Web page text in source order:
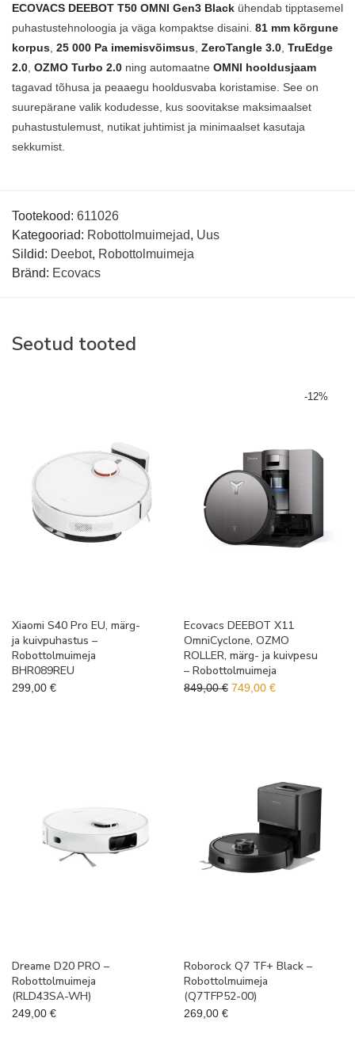
ECOVACS DEEBOT T50 OMNI Gen3 Black ühendab tipptasemel
puhastustehnoloogia ja väga kompaktse disaini. 81 mm kõrgune
korpus 25 000 Pa imemisvõimsus ZeroTangle 3.0 TruEdge
2.0 OZMO Turbo 2.0 ning automaatne OMNI hooldusjaam
tagavad tõhusa ja peaaegu hooldusvaba koristamise. See on
suurepärane valik kodudesse, kus soovitakse maksimaalset
puhastustulemust, nutikat juhtimist ja minimaalset kasutaja
sekkumist.
Tootekood: 611026
Kategooriad: Robottolmuimejad, Uus
Sildid: Deebot, Robottolmuimeja
Bränd: Ecovacs
Seotud tooted
Xiaomi S40 Pro EU, märg-
ja kuivpuhastus –
Robottolmuimeja
BHR089REU
299,00 €
-12%
Ecovacs DEEBOT X11
OmniCyclone, OZMO
ROLLER, märg- ja kuivpesu
– Robottolmuimeja
849,00€ Algne hind oli: 849,00 €.
749,00 €Praegune hind
Dreame D20 PRO –
Robottolmuimeja
(RLD43SA-WH)
249,00 €
Roborock Q7 TF+ Black –
Robottolmuimeja
(Q7TFP52-00)
269,00 €